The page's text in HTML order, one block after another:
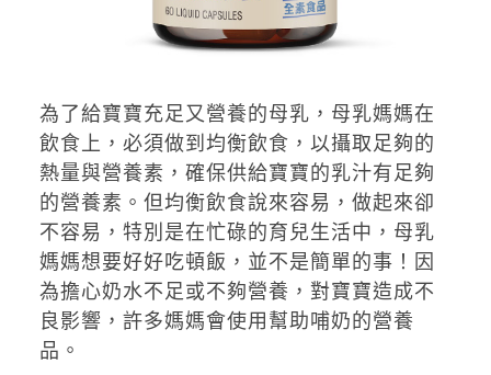
為了給寶寶充足又營養的母乳，母乳媽媽在
飲食上，必須做到均衡飲食，以攝取足夠的
熱量與營養素，確保供給寶寶的乳汁有足夠
的營養素。但均衡飲食說來容易，做起來卻
不容易，特別是在忙碌的育兒生活中，母乳
媽媽想要好好吃頓飯，並不是簡單的事！因
為擔心奶水不足或不夠營養，對寶寶造成不
良影響，許多媽媽會使用幫助哺奶的營養
品。